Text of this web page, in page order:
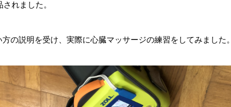
れました。
の説明を受け、実際に心臓マッサージの練習をしてみました。